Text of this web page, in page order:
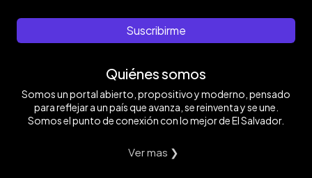
Suscribirme
Quiénes somos
Somos un portal abierto, propositivo y moderno, pensado
para reflejar a un país que avanza, se reinventa y se une.
Somos el punto de conexión con lo mejor de El Salvador.
Ver mas ❯